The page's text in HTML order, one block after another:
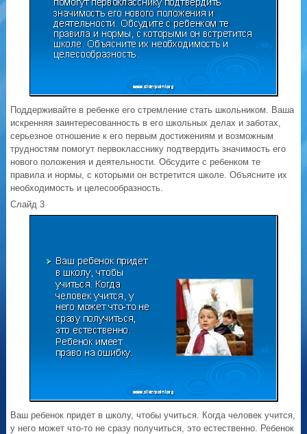
Поддерживайте в ребенке его стремление стать школьником. Ваша
искренняя заинтересованность в его школьных делах и заботах,
серьезное отношение к его первым достижениям и возможным
трудностям помогут первокласснику подтвердить значимость его
нового положения и деятельности. Обсудите с ребенком те
правила и нормы, с которыми он встретится школе. Объясните их
необходимость и целесообразность.
Слайд 3
Ваш ребенок придет в школу, чтобы учиться. Когда человек учится,
у него может что-то не сразу получиться, это естественно. Ребенок